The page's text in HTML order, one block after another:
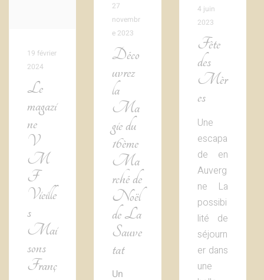
19 février
2024
Le
magazi
ne
V
M
F
Vieille
s
Mai
sons
Franç
27
novembr
e 2023
Déco
uvrez
la
Ma
gie du
16ème
Ma
rché de
Noël
de La
Sauve
tat
Un
4 juin
2023
Fête
des
Mèr
es
Une
escapa
de en
Auverg
ne La
possibi
lité de
séjourn
er dans
une